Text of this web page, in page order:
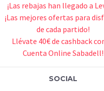
¡Las rebajas han llegado a
¡Las mejores ofertas para
de cada partido!
Llévate 40€ de cashback
Cuenta Online Sabadell!
SOCIAL